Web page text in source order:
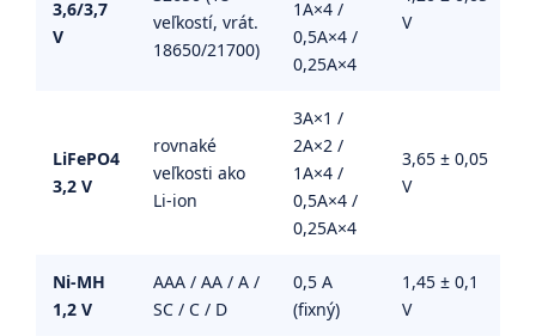
3,6/3,7
V
veľkostí, vrát.
18650/21700)
1A×4 /
0,5A×4 /
0,25A×4
V
LiFePO4
3,2 V
rovnaké
veľkosti ako
Li-ion
3A×1 /
2A×2 /
1A×4 /
0,5A×4 /
0,25A×4
3,65 ± 0,05
V
Ni-MH
1,2 V
AAA / AA / A /
SC / C / D
0,5 A
(fixný)
1,45 ± 0,1
V